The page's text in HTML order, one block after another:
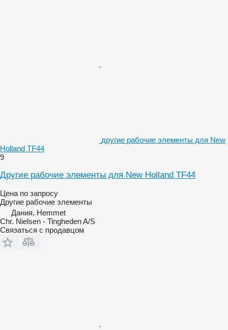
другие рабочие элементы для New
Holland TF44
9
Другие рабочие элементы для New Holland TF44
Цена по запросу
Другие рабочие элементы
Дания, Hemmet
Chr. Nielsen - Tingheden A/S
Связаться с продавцом